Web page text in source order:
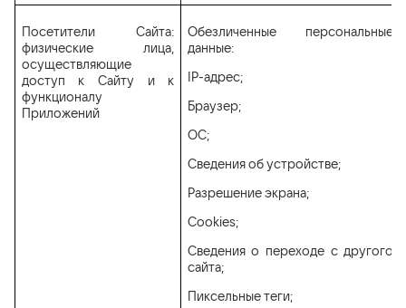
Посетители Сайта:
физические лица,
осуществляющие
доступ к Сайту и к
функционалу
Приложений
Обезличенные персональные
данные:
IP-адрес;
Браузер;
ОС;
Сведения об устройстве;
Разрешение экрана;
Cookies;
Сведения о переходе с другого
сайта;
Пиксельные теги;